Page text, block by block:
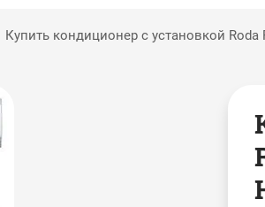
Купить кондиционер с установкой